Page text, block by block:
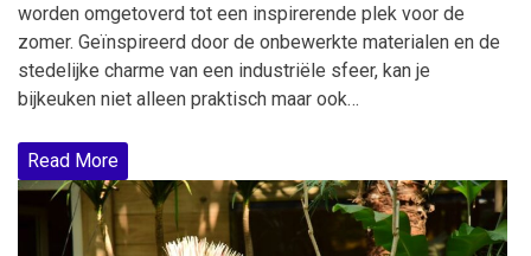
worden omgetoverd tot een inspirerende plek voor de
zomer. Geïnspireerd door de onbewerkte materialen en de
stedelijke charme van een industriële sfeer, kan je
bijkeuken niet alleen praktisch maar ook…
Read More